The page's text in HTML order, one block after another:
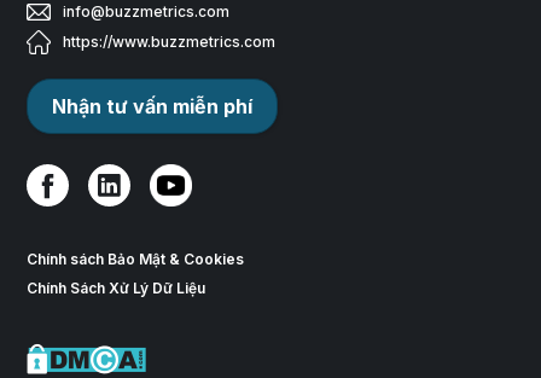
info@buzzmetrics.com
https://www.buzzmetrics.com
Nhận tư vấn miễn phí
Chính sách Bảo Mật & Cookies
Chính Sách Xử Lý Dữ Liệu